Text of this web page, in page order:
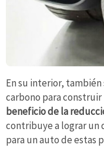
En su interior,
carbono para construir
beneficio de la
contribuye a lograr un
para un auto de estas